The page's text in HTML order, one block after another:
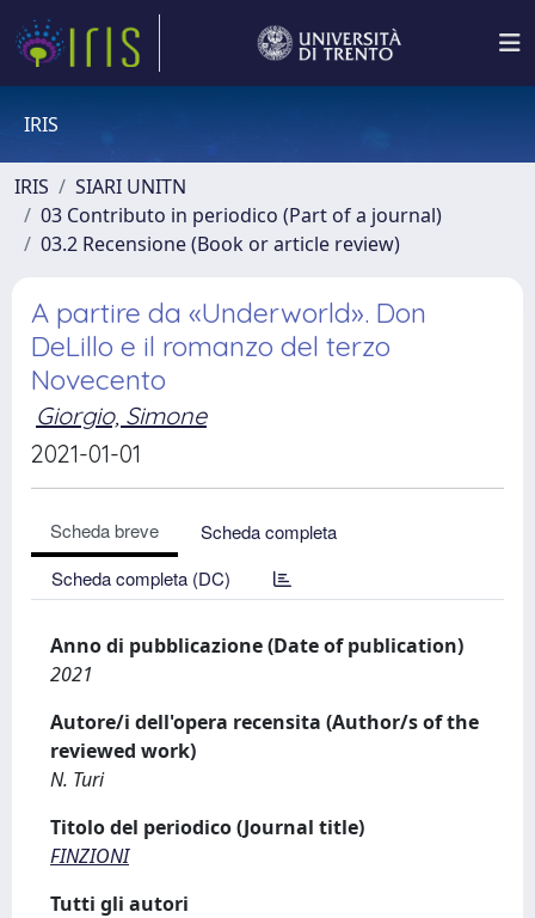
IRIS
IRIS
SIARI UNITN
03 Contributo in periodico (Part of a journal)
03.2 Recensione (Book or article review)
A partire da «Underworld». Don
DeLillo e il romanzo del terzo
Novecento
Giorgio, Simone
2021-01-01
Scheda breve
Scheda completa
Scheda completa (DC)
Anno di pubblicazione (Date of publication)
2021
Autore/i dell'opera recensita (Author/s of the
reviewed work)
N. Turi
Titolo del periodico (Journal title)
FINZIONI
Tutti gli autori